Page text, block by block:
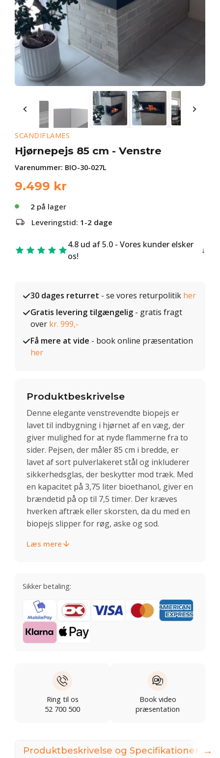
SCANDIFLAMES
Hjørnepejs 85 cm - Venstre
Varenummer: BIO-30-027L
9.499 kr
2 på lager
Leveringstid: 1-2 dage
4.8 ud af 5.0 - Vores kunder elsker
os!
30 dages returret - se vores returpolitik her
Gratis levering tilgængelig - gratis fragt
over kr. 999,-
Få mere at vide - book online præsentation
her
Produktbeskrivelse
Denne elegante venstrevendte biopejs er
lavet til indbygning i hjørnet af en væg, der
giver mulighed for at nyde flammerne fra to
sider. Pejsen, der måler 85 cm i bredde, er
lavet af sort pulverlakeret stål og inkluderer
sikkerhedsglas, der beskytter mod træk. Med
en kapacitet på 3,75 liter bioethanol, giver en
brændetid på op til 7,5 timer. Der kræves
hverken aftræk eller skorsten, da du med en
biopejs slipper for røg, aske og sod.
Læs mere
Sikker betaling:
Ring til os
52 700 500
Book video
præsentation
Produktbeskrivelse og Specifikationer →